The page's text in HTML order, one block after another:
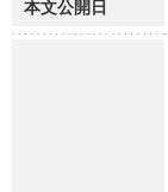
本文公開日